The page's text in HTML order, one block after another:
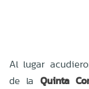
Al lugar
de la Quinta